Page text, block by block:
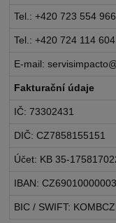
Tel.: +420 723 554 966
Tel.: +420 724 114 604
E-mail:
Fakturační údaje
IČ: 73302431
DIČ: CZ7858155151
Účet: KB 35-
IBAN:
BIC / SWIFT: